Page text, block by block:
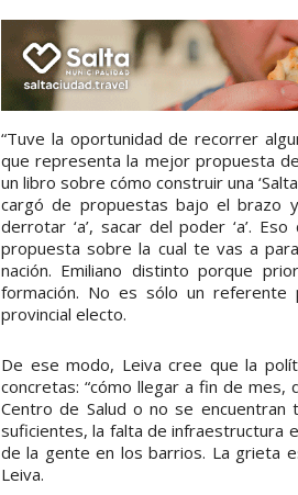
“Tuve la oportunidad de recorrer
que representa la mejor propuesta
un libro sobre cómo construir una
cargó de propuestas bajo el brazo
derrotar ‘a’, sacar del poder ‘a’.
propuesta sobre la cual te vas a
nación. Emiliano distinto porque
formación. No es sólo un referente
provincial electo.
De ese modo, Leiva cree que la
concretas: “cómo llegar a fin de mes,
Centro de Salud o no se encuentran
suficientes, la falta de infraestructura
de la gente en los barrios. La grieta
Leiva.